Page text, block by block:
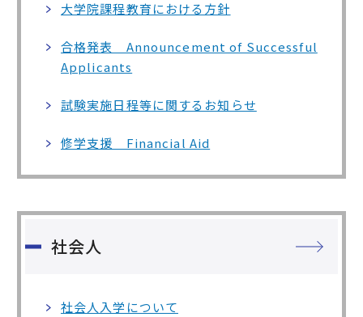
大学院課程教育における方針
合格発表 Announcement of Successful
Applicants
試験実施日程等に関するお知らせ
修学支援 Financial Aid
社会人
社会人入学について